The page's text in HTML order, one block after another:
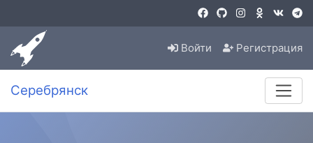
Войти Регистрация
Серебрянск